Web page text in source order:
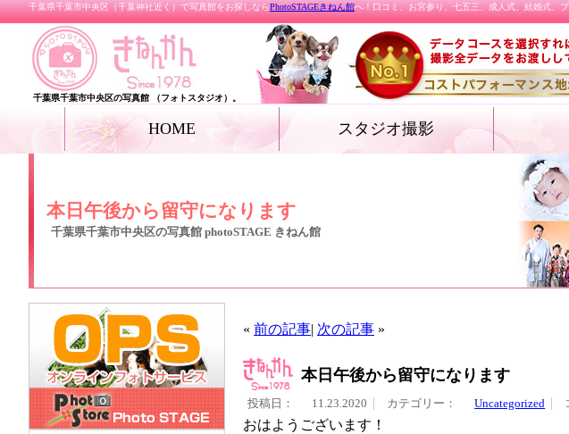
千葉県千葉市中央区（千葉神社近く）で写真館をお探しならPhotoSTAGEきねん館へ！口コミ、お宮参り、七五三、成人式、結婚式、
千葉県千葉市中央区の写真館 （フォトスタジオ）。
HOME スタジオ撮影
結婚式
施設撮影
飲食店メニ
本日午後から留守になります
千葉県千葉市中央区の写真館 photoSTAGE きねん館
« 前の記事| 次の記事 »
本日午後から留守になります
投稿日： 11.23.2020 カテゴリー： Uncategorized
おはようございます！